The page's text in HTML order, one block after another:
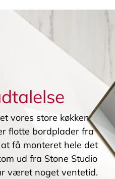
vores store køkken
flotte bordplader fra
få monteret hele det
ud fra Stone Studio
været noget ventetid.